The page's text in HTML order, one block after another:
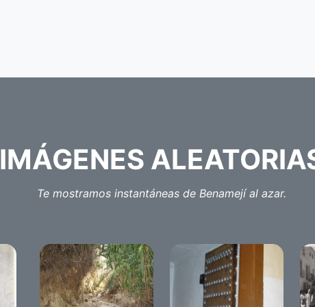
IMÁGENES
Te mostramos instantáneas de Benamejí al azar.